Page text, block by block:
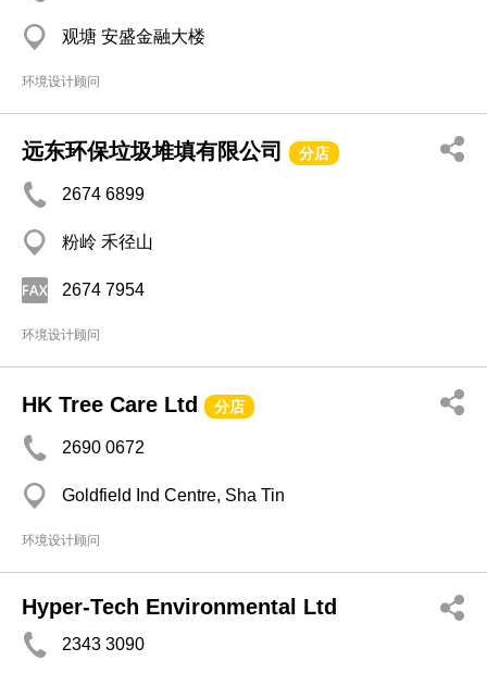
观塘 安盛金融大楼
环境设计顾问
远东环保垃圾堆填有限公司 分店
2674 6899
粉岭 禾径山
2674 7954
环境设计顾问
HK Tree Care Ltd 分店
2690 0672
Goldfield Ind Centre, Sha Tin
环境设计顾问
Hyper-Tech Environmental Ltd
2343 3090